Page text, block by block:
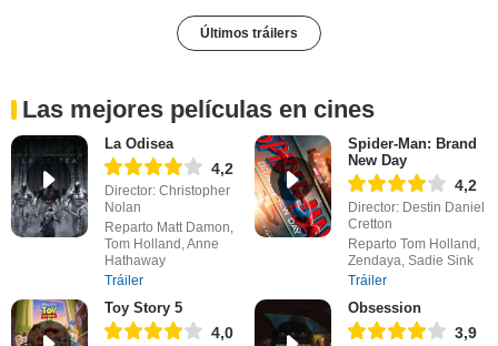
Últimos tráilers
Las mejores películas en cines
La Odisea
4,2
Director: Christopher
Nolan
Reparto Matt Damon,
Tom Holland, Anne
Hathaway
Tráiler
Spider-Man: Brand
New Day
4,2
Director: Destin Daniel
Cretton
Reparto Tom Holland,
Zendaya, Sadie Sink
Tráiler
Toy Story 5
4,0
Obsession
3,9